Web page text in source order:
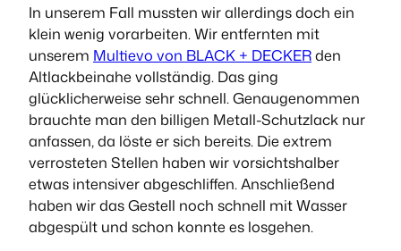
In unserem Fall mussten wir allerdings doch ein
klein wenig vorarbeiten. Wir entfernten mit
unserem Multievo von BLACK + DECKERden
Altlackbeinahe vollständig. Das ging
glücklicherweise sehr schnell. Genaugenommen
brauchte man den billigen Metall-Schutzlack nur
anfassen, da löste er sich bereits. Die extrem
verrosteten Stellen haben wir vorsichtshalber
etwas intensiver abgeschliffen. Anschließend
haben wir das Gestell noch schnell mit Wasser
abgespült und schon konnte es losgehen.